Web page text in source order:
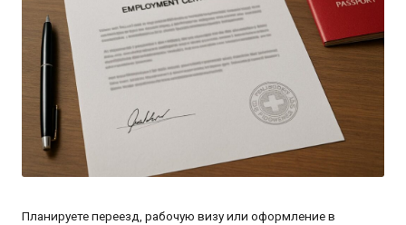
Планируете переезд, рабочую визу или оформление в